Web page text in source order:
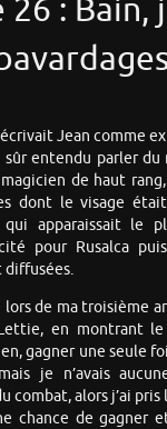
: Bain,
Jean comme
entendu parler du
de haut
dont le visage
qui apparaissait le
pour Rusalca
de ma troisième
en montrant
gagner une seule
je n’avais
combat, alors j’ai
chance de gagner